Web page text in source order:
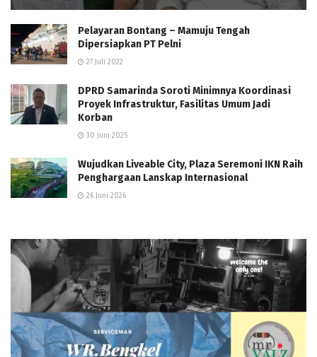
Pelayaran Bontang – Mamuju Tengah
Dipersiapkan PT Pelni
27 Juli 2022
DPRD Samarinda Soroti Minimnya Koordinasi
Proyek Infrastruktur, Fasilitas Umum Jadi
Korban
30 Juni 2025
Wujudkan Liveable City, Plaza Seremoni IKN Raih
Penghargaan Lanskap Internasional
26 Juni 2026